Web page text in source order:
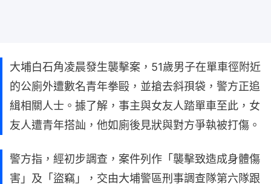
大埔白石角凌晨發生襲擊案，51歲男子在單車徑附近
的公廁外遭數名青年拳毆，並搶去斜孭袋，警方正追
緝相關人士。據了解，事主與女友人踏單車至此，女
友人遭青年搭訕，他如廁後見狀與對方爭執被打傷。
警方指，經初步調查，案件列作「襲擊致造成身體傷
害」及「盜竊」，交由大埔警區刑事調查隊第六隊跟